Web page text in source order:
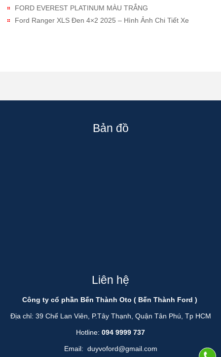
FORD EVEREST PLATINUM MÀU TRẮNG
Ford Ranger XLS Đen 4×2 2025 – Hình Ảnh Chi Tiết Xe
Bản đồ
Liên hệ
Công ty cổ phần Bến Thành Oto ( Bến Thành Ford )
Địa chỉ: 39 Chế Lan Viên, P.Tây Thạnh, Quận Tân Phú, Tp HCM
Hotline: 094 9999 737
Email: duyvoford@gmail.com